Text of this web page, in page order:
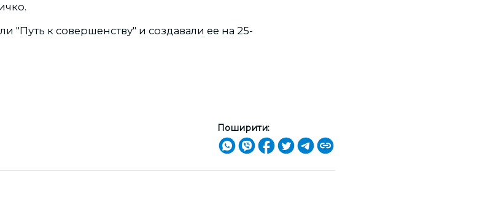
"Путь к совершенству" и создавали ее на 25-
Поширити: